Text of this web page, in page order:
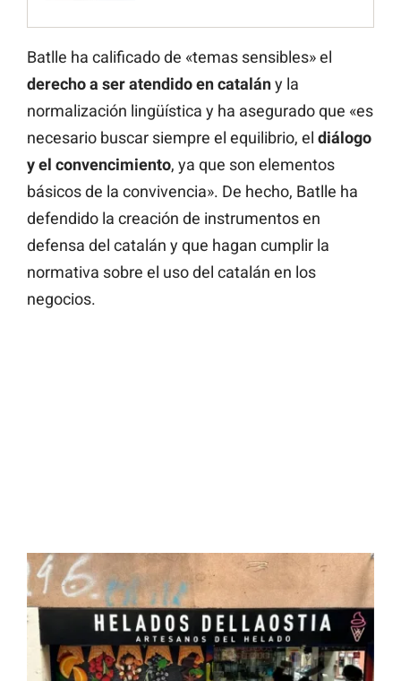
Batlle ha calificado de «temas sensibles» el
derecho a ser atendido en catalány la
normalización lingüística y ha asegurado que «es
necesario buscar siempre el equilibrio, el diálogo
y el convencimiento, ya que son elementos
básicos de la convivencia». De hecho, Batlle ha
defendido la creación de instrumentos en
defensa del catalán y que hagan cumplir la
normativa sobre el uso del catalán en los
negocios.